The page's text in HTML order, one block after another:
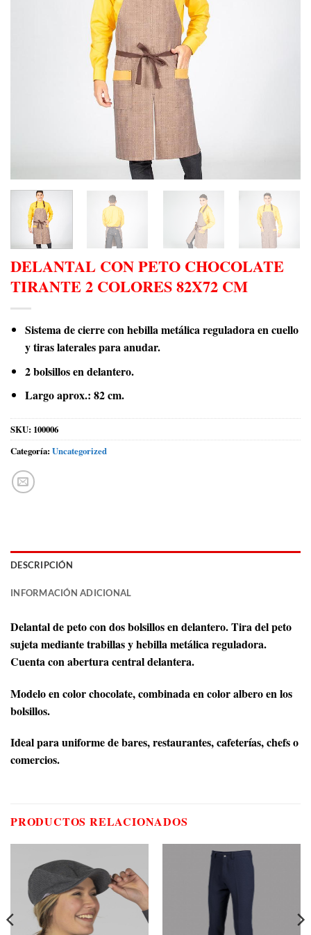
DELANTAL CON PETO CHOCOLATE
TIRANTE 2 COLORES 82X72 CM
Sistema de cierre con hebilla metálica reguladora en cuello
y tiras laterales para anudar.
2 bolsillos en delantero.
Largo aprox.: 82 cm.
SKU: 100006
Categoría: Uncategorized
DESCRIPCIÓN
INFORMACIÓN ADICIONAL
Delantal de peto con dos bolsillos en delantero. Tira del peto
sujeta mediante trabillas y hebilla metálica reguladora.
Cuenta con abertura central delantera.
Modelo en color chocolate, combinada en color albero en los
bolsillos.
Ideal para uniforme de bares, restaurantes, cafeterías, chefs o
comercios.
PRODUCTOS RELACIONADOS